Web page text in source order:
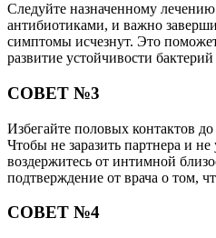
Следуйте назначенному
антибиотиками, и важно
симптомы исчезнут. Это
развитие устойчивости
СОВЕТ №3
Избегайте половых контактов
Чтобы не заразить партнера и
воздержитесь от интимной
подтверждение от врача о том,
СОВЕТ №4